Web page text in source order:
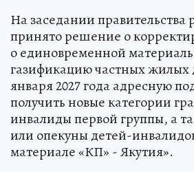
На заседании правительства
принято решение о
о единовременной
газификацию частных жилых
января 2027 года адресную
получить новые категории
инвалиды первой группы, а
или опекуны детей-
материале «КП» - Якутия».